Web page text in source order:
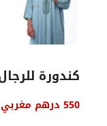
كندورة
550 درهم مغربي